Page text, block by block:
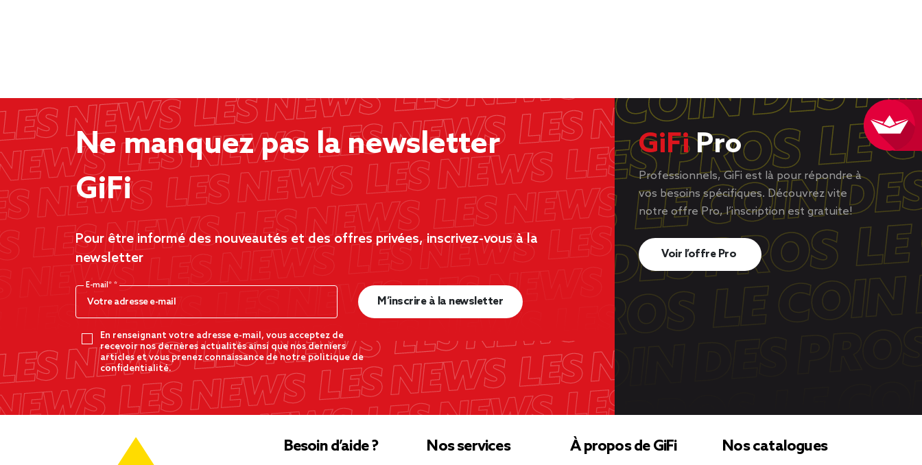
Ne manquez pas la newsletter
GiFi
Pour être informé des nouveautés et des offres privées, inscrivez-vous à la
newsletter
E-mail*
En renseignant votre adresse e-mail, vous acceptez de
recevoir nos dernères actualités ainsi que nos derniers
articles et vous prenez connaissance de notre politique de
confidentialité.
M’inscrire à la newsletter
GiFiPro
Professionnels, GiFi est là pour répondre à
vos besoins spécifiques. Découvrez vite
notre offre Pro, l’inscription est gratuite!
Voir l’offre Pro
Besoin d’aide ? Nos services À propos de GiFi Nos catalogues